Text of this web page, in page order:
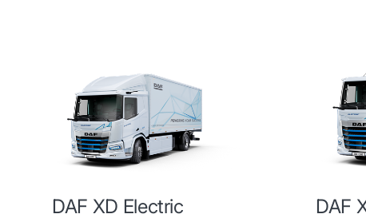
DAF XD Electric DAF